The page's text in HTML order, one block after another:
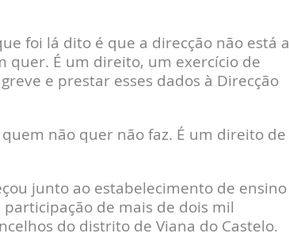
foi lá dito é que a direcção não está a
quer. É um direito, um exercício de
e prestar esses dados à Direcção
não quer não faz. É um direito de
junto ao estabelecimento de
de mais de dois mil
do distrito de Viana do Castelo.